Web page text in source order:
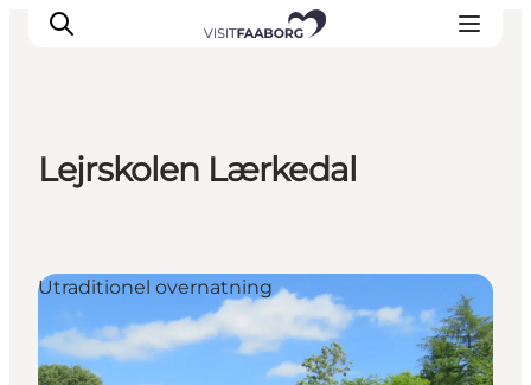
Oplevelser
Øhop
Outdoor
Det sker
Lejrskolen Lærkedal
Utraditionel overnatning